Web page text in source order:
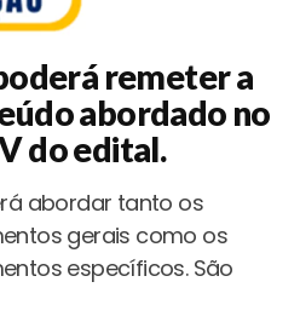
remeter a
abordado no
do edital.
abordar tanto os
gerais como os
específicos. São